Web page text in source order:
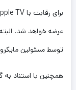
عرضه خواهد شد.
توسط مسئولین
همچنین با استناد